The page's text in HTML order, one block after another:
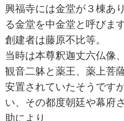
興福寺には金堂が３棟あ
る金堂を中金堂と呼びます
創建者は藤原不比等。
当時は本尊釈迦丈六仏像
観音二躰と薬王、薬上菩
安置されていたそうです
い、その都度朝廷や幕府
助により